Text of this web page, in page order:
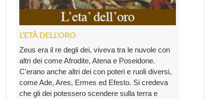
L’ETÀ DELL’ORO
Zeus era il re degli dei, viveva tra le nuvole con
altri dei come Afrodite, Atena e Poseidone.
C'erano anche altri dei con poteri e ruoli diversi,
come Ade, Ares, Ermes ed Efesto. Si credeva
che gli dei potessero scendere sulla terra e